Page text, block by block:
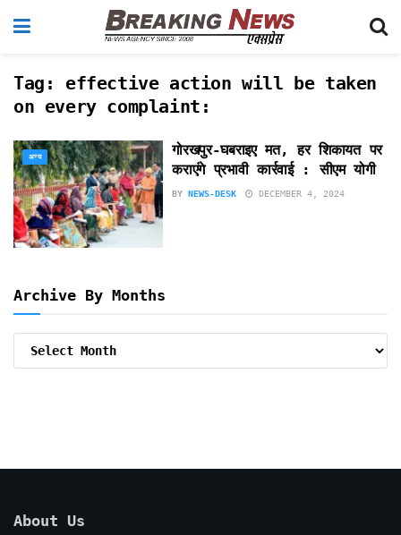
Tag: effective action will be taken
on every complaint:
अन्य
गोरखपुर-घबराइए मत, हर शिकायत पर
कराएंगे प्रभावी कार्रवाई : सीएम योगी
BY NEWS-DESK DECEMBER 4, 2024
Archive By Months
About Us